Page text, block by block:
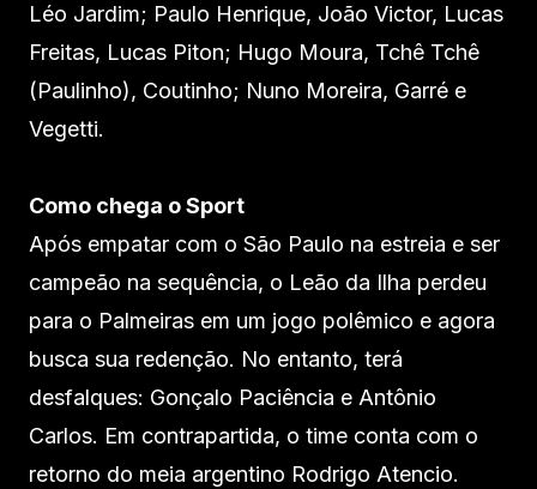
Léo Jardim; Paulo Henrique, João Victor, Lucas
Freitas, Lucas Piton; Hugo Moura, Tchê Tchê
(Paulinho), Coutinho; Nuno Moreira, Garré e
Vegetti.
Como chega o Sport
Após empatar com o São Paulo na estreia e ser
campeão na sequência, o Leão da Ilha perdeu
para o Palmeiras em um jogo polêmico e agora
busca sua redenção. No entanto, terá
desfalques: Gonçalo Paciência e Antônio
Carlos. Em contrapartida, o time conta com o
retorno do meia argentino Rodrigo Atencio.